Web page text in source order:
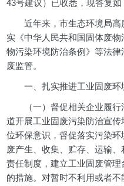
43号建议）已收悉，现答复如
近年来，市生态环境局高
实《中华人民共和国固体废
物污染环境防治条例》等法
废监管。
一、扎实推进工业固废环
（一）督促相关企业履行
道开展工业固废污染防治宣
位环保意识，督促落实污染
废产生、收集、贮存、运输
责任制度，建立工业固废管
的措施。对暂时不利用或者